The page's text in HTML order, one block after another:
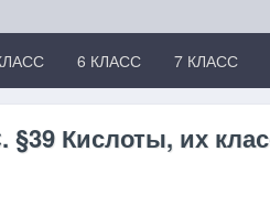
6 КЛАСС 7 КЛАСС
Кислоты, их